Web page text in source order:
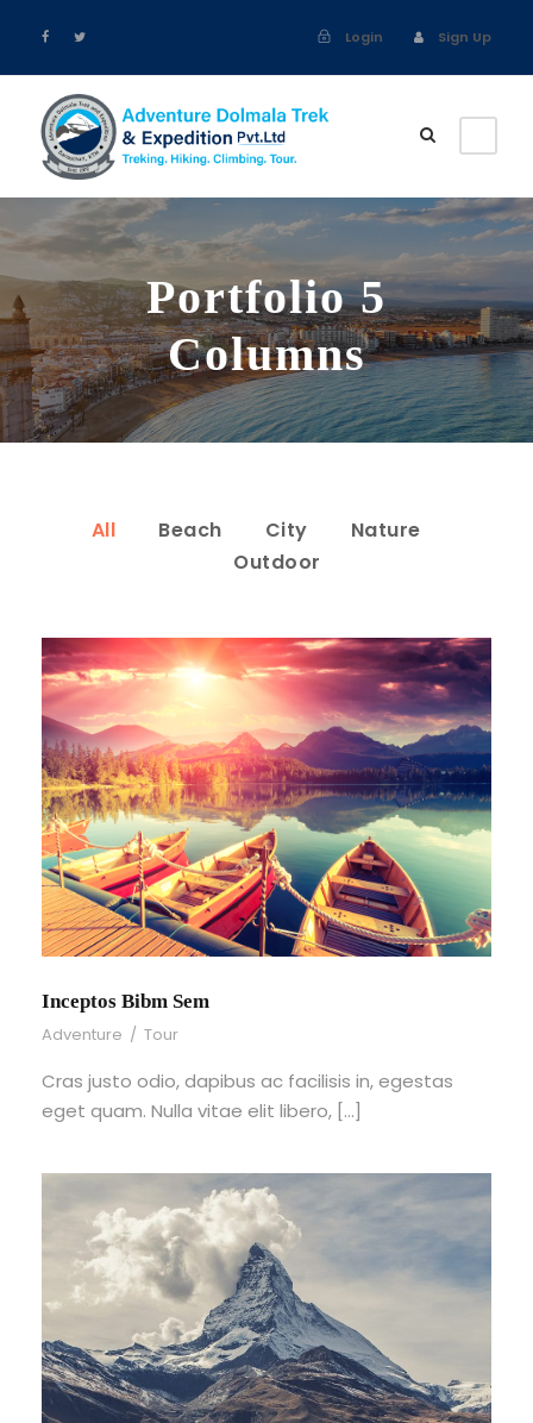
Login Sign Up
Portfolio 5
Columns
All Beach City
Nature
Outdoor
Inceptos Bibm Sem
Adventure / Tour
Cras justo odio, dapibus ac facilisis in, egestas
eget quam. Nulla vitae elit libero, […]